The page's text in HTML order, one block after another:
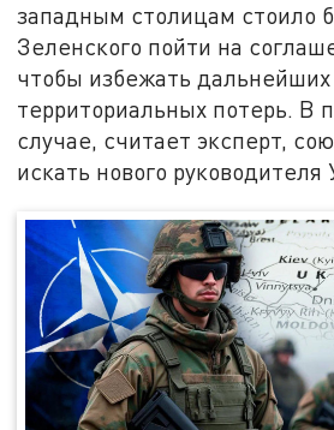
западным столицам стоило
Зеленского пойти на
чтобы избежать дальнейших
территориальных потерь. В
случае, считает эксперт,
искать нового руководителя